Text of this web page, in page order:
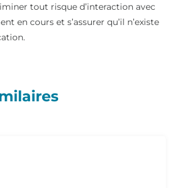
tout risque d’interaction avec
en cours et s’assurer qu’il n’existe